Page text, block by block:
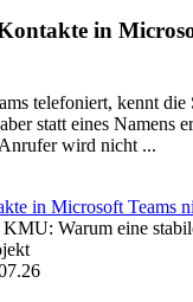
in
telefoniert, kennt
statt eines Namens
wird nicht ...
in Microsoft Teams